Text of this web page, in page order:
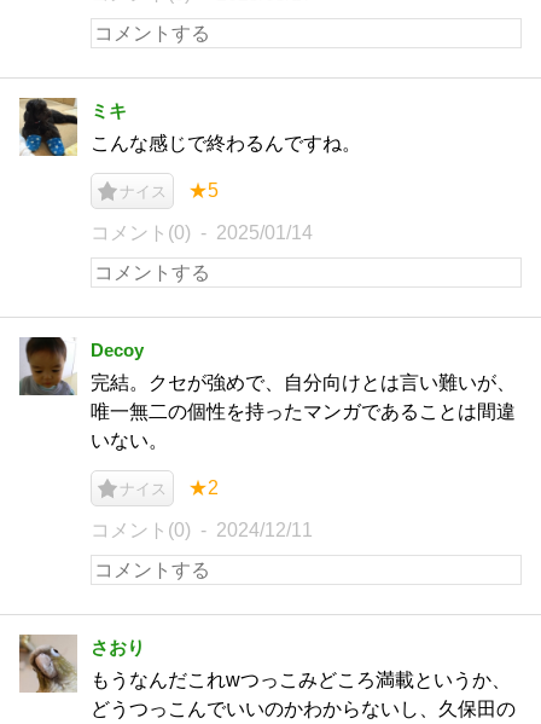
ミキ
こんな感じで終わるんですね。
ナイス ★5
コメント(0) 2025/01/14
Decoy
完結。クセが強めで、自分向けとは言い難いが、
唯一無二の個性を持ったマンガであることは間違
いない。
ナイス ★2
コメント(0) 2024/12/11
さおり
もうなんだこれwつっこみどころ満載というか、
どうつっこんでいいのかわからないし、久保田の